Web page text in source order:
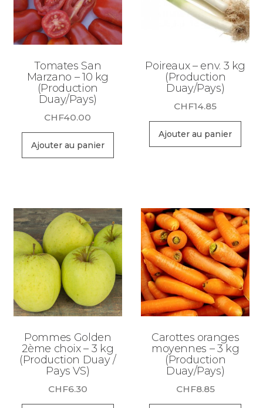
Tomates San
Marzano – 10 kg
(Production
Duay/Pays)
CHF40.00
Ajouter au panier
Poireaux – env. 3 kg
(Production
Duay/Pays)
CHF14.85
Ajouter au panier
Pommes Golden
2ème choix – 3 kg
(Production Duay /
Pays VS)
CHF6.30
Carottes oranges
moyennes – 3 kg
(Production
Duay/Pays)
CHF8.85